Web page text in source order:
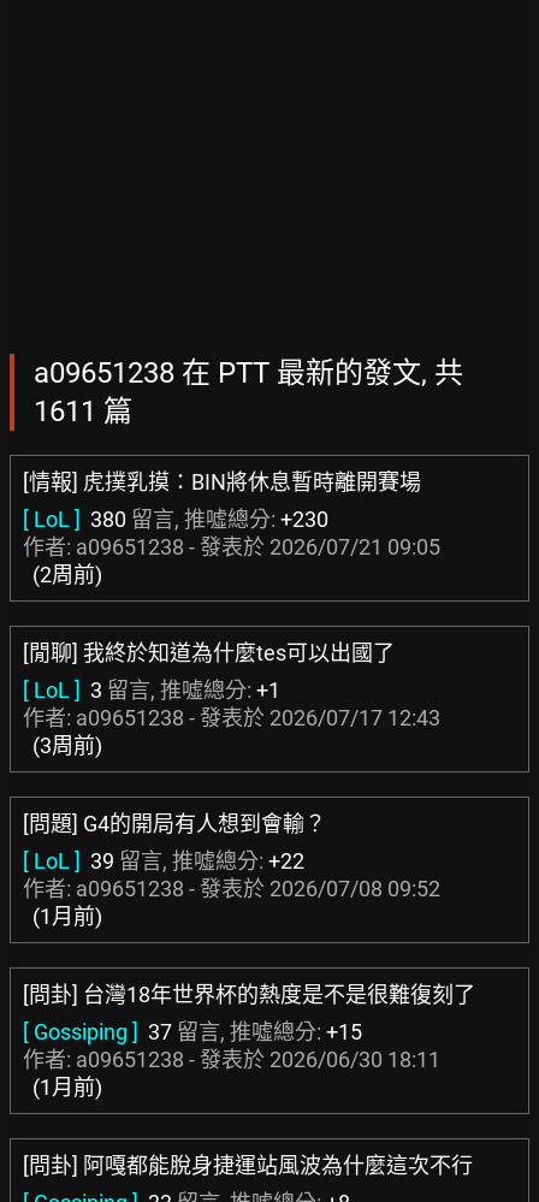
a09651238 在 PTT 最新的發文, 共
1611 篇
[情報] 虎撲乳摸：BIN將休息暫時離開賽場
[ LoL ] 380 留言, 推噓總分: +230
作者: a09651238 - 發表於 2026/07/21 09:05
(2周前)
[閒聊] 我終於知道為什麼tes可以出國了
[ LoL ] 3 留言, 推噓總分: +1
作者: a09651238 - 發表於 2026/07/17 12:43
(3周前)
[問題] G4的開局有人想到會輸？
[ LoL ] 39 留言, 推噓總分: +22
作者: a09651238 - 發表於 2026/07/08 09:52
(1月前)
[問卦] 台灣18年世界杯的熱度是不是很難復刻了
[ Gossiping ] 37 留言, 推噓總分: +15
作者: a09651238 - 發表於 2026/06/30 18:11
(1月前)
[問卦] 阿嘎都能脫身捷運站風波為什麼這次不行